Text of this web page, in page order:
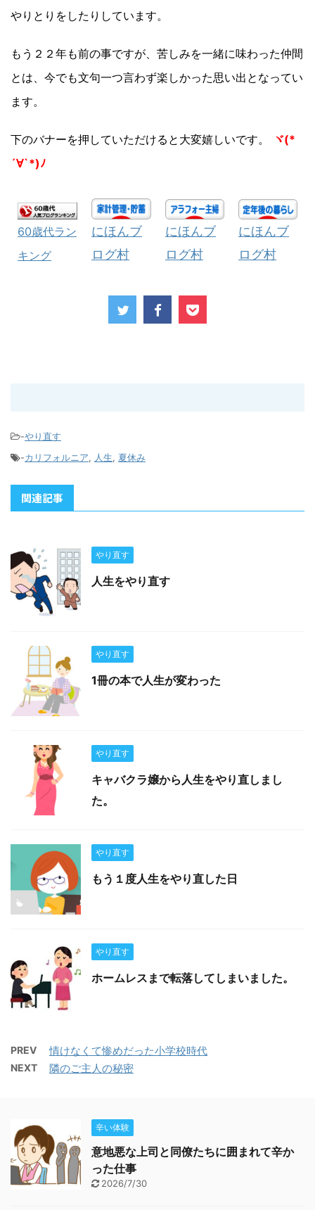
やりとりをしたりしています。
もう２２年も前の事ですが、苦しみを一緒に味わった仲間
とは、今でも文句一つ言わず楽しかった思い出となってい
ます。
下のバナーを押していただけると大変嬉しいです。
ヾ(*
´∀`*)ﾉ
60歳代ラン
キング
にほんブ
ログ村
にほんブ
ログ村
にほんブ
ログ村
-やり直す
-カリフォルニア, 人生, 夏休み
関連記事
やり直す
人生をやり直す
やり直す
1冊の本で人生が変わった
やり直す
キャバクラ嬢から人生をやり直しまし
た。
やり直す
もう１度人生をやり直した日
やり直す
ホームレスまで転落してしまいました。
PREV 情けなくて惨めだった小学校時代
NEXT 隣のご主人の秘密
辛い体験
意地悪な上司と同僚たちに囲まれて辛か
った仕事
2026/7/30